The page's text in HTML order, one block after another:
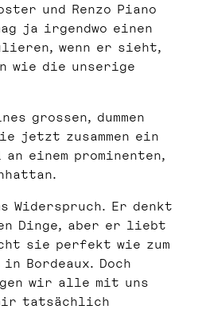
und Renzo Piano
ja irgendwo einen
wenn er sieht,
wie die unserige
grossen, dummen
jetzt zusammen ein
einem prominenten,
Widerspruch. Er denkt
Dinge, aber er liebt
sie perfekt wie zum
Bordeaux. Doch
wir alle mit uns
tatsächlich